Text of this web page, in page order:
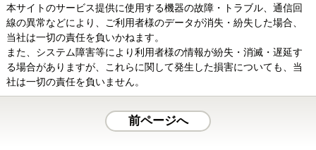
本サイトのサービス提供に使用する機器の故障・トラブル、通信回
線の異常などにより、ご利用者様のデータが消失・紛失した場合、
当社は一切の責任を負いかねます。
また、システム障害等により利用者様の情報が紛失・消滅・遅延す
る場合がありますが、これらに関して発生した損害についても、当
社は一切の責任を負いません。
前ページへ